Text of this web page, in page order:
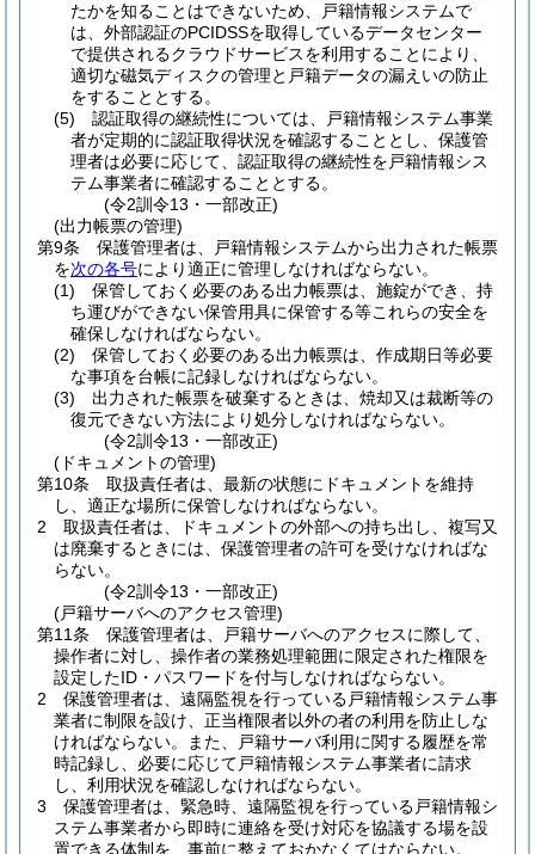
たかを知ることはできないため、戸籍情報システムで
は、外部認証のPCIDSSを取得しているデータセンター
で提供されるクラウドサービスを利用することにより、
適切な磁気ディスクの管理と戸籍データの漏えいの防止
をすることとする。
(5)
認証取得の継続性については、戸籍情報システム事業
者が定期的に認証取得状況を確認することとし、保護管
理者は必要に応じて、認証取得の継続性を戸籍情報シス
テム事業者に確認することとする。
(令2訓令13・一部改正)
(出力帳票の管理)
第9条
保護管理者は、戸籍情報システムから出力された帳票
を次の各号により適正に管理しなければならない。
(1)
保管しておく必要のある出力帳票は、施錠ができ、持
ち運びができない保管用具に保管する等これらの安全を
確保しなければならない。
(2)
保管しておく必要のある出力帳票は、作成期日等必要
な事項を台帳に記録しなければならない。
(3)
出力された帳票を破棄するときは、焼却又は裁断等の
復元できない方法により処分しなければならない。
(令2訓令13・一部改正)
(ドキュメントの管理)
第10条
取扱責任者は、最新の状態にドキュメントを維持
し、適正な場所に保管しなければならない。
2
取扱責任者は、ドキュメントの外部への持ち出し、複写又
は廃棄するときには、保護管理者の許可を受けなければな
らない。
(令2訓令13・一部改正)
(戸籍サーバへのアクセス管理)
第11条
保護管理者は、戸籍サーバへのアクセスに際して、
操作者に対し、操作者の業務処理範囲に限定された権限を
設定したID・パスワードを付与しなければならない。
2
保護管理者は、遠隔監視を行っている戸籍情報システム事
業者に制限を設け、正当権限者以外の者の利用を防止しな
ければならない。
また、戸籍サーバ利用に関する履歴を常
時記録し、必要に応じて戸籍情報システム事業者に請求
し、利用状況を確認しなければならない。
3
保護管理者は、緊急時、遠隔監視を行っている戸籍情報シ
ステム事業者から即時に連絡を受け対応を協議する場を設
置できる体制を、事前に整えておかなくてはならない。